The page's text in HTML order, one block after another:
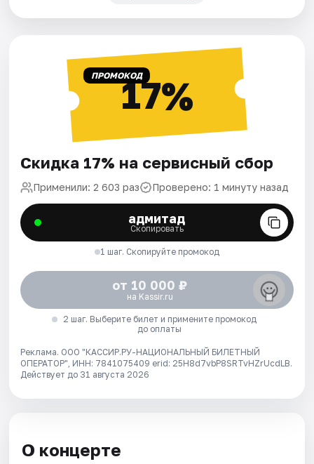
ПРОМОКОД17%
Скидка 17% на сервисный сбор
Применили: 2 603 раз Проверено: 1 минуту назад
адмитад
Скопировать
1 шаг. Скопируйте промокод
от 10 000 ₽
на Kassir.ru
2 шаг. Выберите билет и примените промокод
до оплаты
Реклама. ООО "КАССИР.РУ-НАЦИОНАЛЬНЫЙ БИЛЕТНЫЙ
ОПЕРАТОР", ИНН: 7841075409 erid: 25H8d7vbP8SRTvHZrUcdLB.
Действует до 31 августа 2026
О концерте